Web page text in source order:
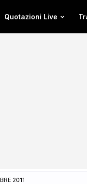
Quotazioni Live
2011